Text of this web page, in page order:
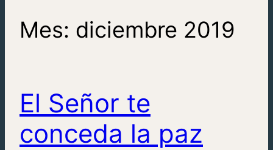
Mes: diciembre 2019
El Señor te
conceda la paz